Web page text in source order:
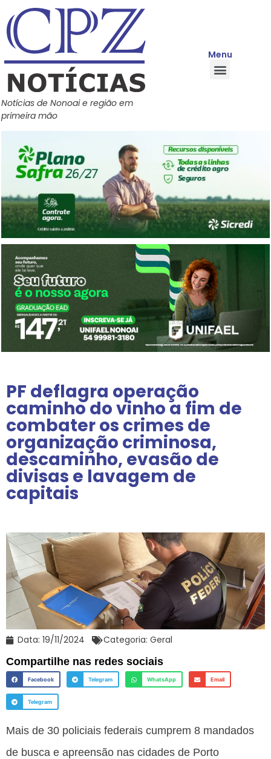
Notícias de Nonoai e região em
primeira mão
Menu
PF deflagra operação
caminho do vinho a fim de
combater os crimes de
organização criminosa,
descaminho, evasão de
divisas e lavagem de
capitais
Data: 19/11/2024 Categoria: Geral
Compartilhe nas redes sociais
Facebook Telegram WhatsApp Email
Telegram
Mais de 30 policiais federais cumprem 8 mandados
de busca e apreensão nas cidades de Porto